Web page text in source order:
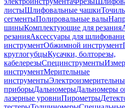
листыШлифовальные чашки
сегментыПолировальные валы
шиныКомплектующие для резания
резанияАксессуары для
инструментОбжимной инструмент
круглогубцыКусачки, болторезы,
кабелерезыСпецинструменты
инструментМерительные
инструменты
приборыДальномерыДальномеры
лазерные уровниПирометры